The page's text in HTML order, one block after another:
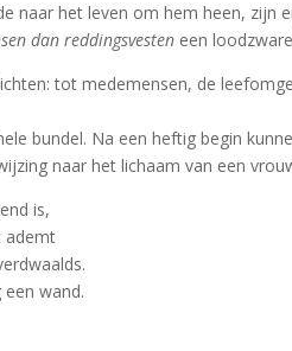
naar het leven om hem heen, zijn
dan reddingsvesten een
tot medemensen, de
bundel. Na een heftig begin
naar het lichaam van een
is,
ademt
wand.